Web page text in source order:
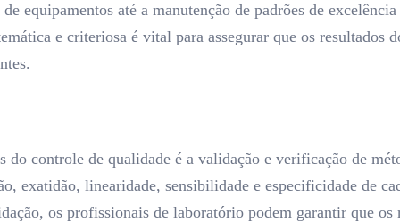
equipamentos até a manutenção de padrões de
e criteriosa é vital para assegurar que os resultados
do controle de qualidade é a validação e verificação de
exatidão, linearidade, sensibilidade e especificidade de
os profissionais de laboratório podem garantir que os